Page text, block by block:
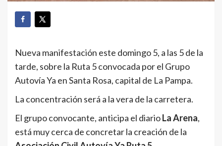
Nueva manifestación este domingo 5, a las 5 de la
tarde, sobre la Ruta 5 convocada por el Grupo
Autovía Ya en Santa Rosa, capital de La Pampa.
La concentración será a la vera de la carretera.
El grupo convocante, anticipa el diarioLa Arena,
está muy cerca de concretar la creación de la